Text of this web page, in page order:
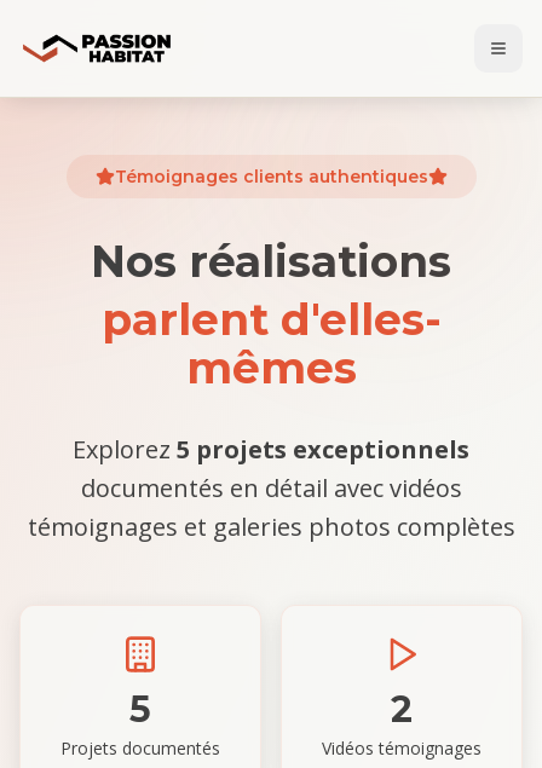
Témoignages clients authentiques
Nos réalisations
parlent d'elles-
mêmes
Explorez 5 projets exceptionnels
documentés en détail avec vidéos
témoignages et galeries photos complètes
5
Projets documentés
2
Vidéos témoignages